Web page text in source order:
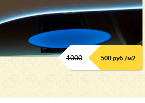
1000 500 руб./м2